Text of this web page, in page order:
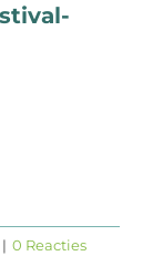
| 0 Reacties